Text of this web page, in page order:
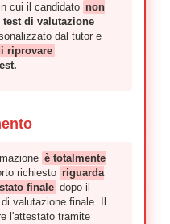
cui il candidato non
test di valutazione
dal tutor e
riprovare
è totalmente
richiesto riguarda
finale dopo il
valutazione finale. Il
l'attestato tramite